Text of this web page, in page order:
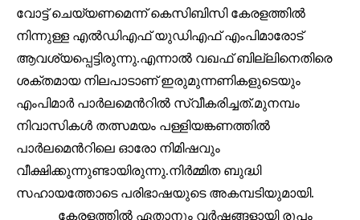
32,111
Followers
32,214
Followers
11,243
വോട്ട് ചെയ്യണമെന്ന് കെസിബിസി കേരളത്തിൽ
നിന്നുള്ള എൽഡിഎഫ് യുഡിഎഫ് എംപിമാരോട്
ആവശ്യപ്പെട്ടിരുന്നു.എന്നാൽ വഖഫ് ബില്ലിനെതിരെ
ശക്തമായ നിലപാടാണ് ഇരുമുന്നണികളുടെയും
എംപിമാർ പാർലമെൻറിൽ സ്വീകരിച്ചത്.മുനമ്പം
നിവാസികൾ തത്സമയം പള്ളിയങ്കണത്തിൽ
പാർലമെൻറിലെ ഓരോ നിമിഷവും
വീക്ഷിക്കുന്നുണ്ടായിരുന്നു.നിർമ്മിത ബുദ്ധി
സഹായത്തോടെ പരിഭാഷയുടെ അകമ്പടിയുമായി.
കേരളത്തിൽ ഏതാനും വർഷങ്ങളായി രൂപം